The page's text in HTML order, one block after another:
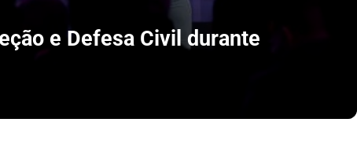
e Defesa Civil durante